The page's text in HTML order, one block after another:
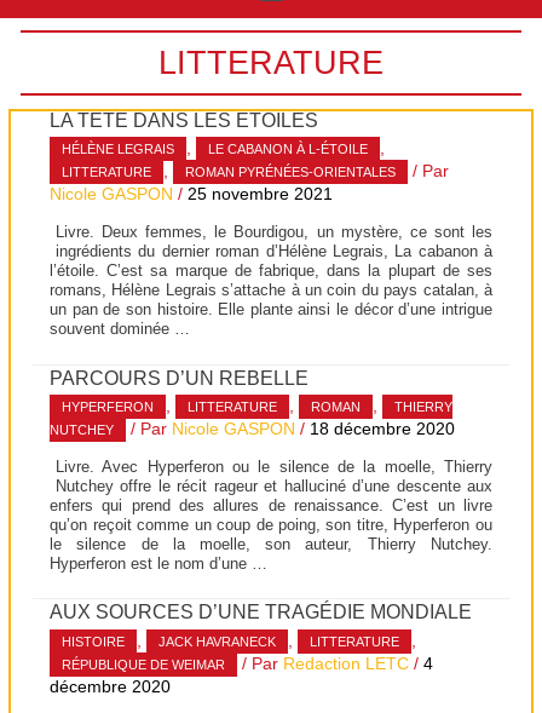
LITTERATURE
LA TÊTE DANS LES ÉTOILES
HÉLÈNE LEGRAIS , LE CABANON À L-ÉTOILE ,
LITTERATURE , ROMAN PYRÉNÉES-ORIENTALES
/ Par
Nicole GASPON /25 novembre 2021
Livre. Deux femmes, le Bourdigou, un mystère, ce sont les
ingrédients du dernier roman d’Hélène Legrais, La cabanon à
l’étoile. C’est sa marque de fabrique, dans la plupart de ses
romans, Hélène Legrais s’attache à un coin du pays catalan, à
un pan de son histoire. Elle plante ainsi le décor d’une intrigue
souvent dominée …
PARCOURS D’UN REBELLE
HYPERFERON LITTERATURE ROMAN
THIERRY
NUTCHEY
/ Par Nicole GASPON / 18 décembre 2020
Livre. Avec Hyperferon ou le silence de la moelle, Thierry
Nutchey offre le récit rageur et halluciné d’une descente aux
enfers qui prend des allures de renaissance. C’est un livre
qu’on reçoit comme un coup de poing, son titre, Hyperferon ou
le silence de la moelle, son auteur, Thierry Nutchey.
Hyperferon est le nom d’une …
AUX SOURCES D’UNE TRAGÉDIE MONDIALE
HISTOIRE JACK HAVRANECK LITTERATURE
RÉPUBLIQUE DE WEIMAR / Par Redaction LETC /4
décembre 2020